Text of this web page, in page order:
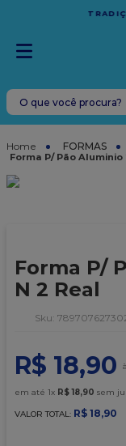
FRETE
ESPÍRITO
O que você
FORMAS
Forma P/ Pão Aluminio
Forma P/
N 2 Real
:
R$ 18,90
em até 1x R$ 18,90 sem
VALOR TOTAL: R$ 18,90
TERMOS MAIS
leite condensado
6
sacola
9º
caixa kraft
10º chocolate